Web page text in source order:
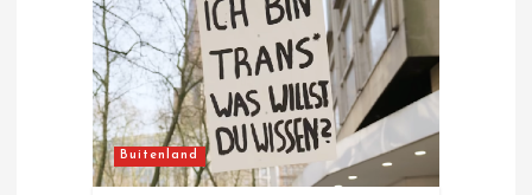
Buitenland